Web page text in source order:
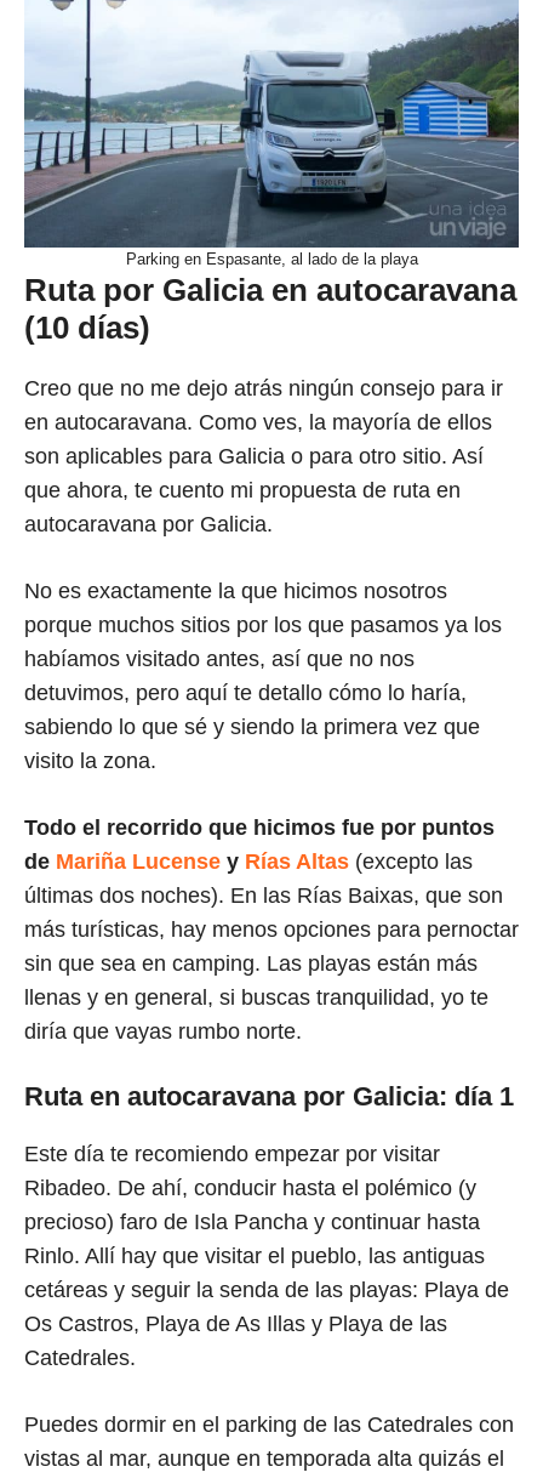
Parking en Espasante, al lado de la playa
Ruta por Galicia en autocaravana
(10 días)
Creo que no me dejo atrás ningún consejo para ir
en autocaravana. Como ves, la mayoría de ellos
son aplicables para Galicia o para otro sitio. Así
que ahora, te cuento mi propuesta de ruta en
autocaravana por Galicia.
No es exactamente la que hicimos nosotros
porque muchos sitios por los que pasamos ya los
habíamos visitado antes, así que no nos
detuvimos, pero aquí te detallo cómo lo haría,
sabiendo lo que sé y siendo la primera vez que
visito la zona.
Todo el recorrido que hicimos fue por puntos
de Mariña Lucense y Rías Altas (excepto las
últimas dos noches). En las Rías Baixas, que son
más turísticas, hay menos opciones para pernoctar
sin que sea en camping. Las playas están más
llenas y en general, si buscas tranquilidad, yo te
diría que vayas rumbo norte.
Ruta en autocaravana por Galicia: día 1
Este día te recomiendo empezar por visitar
Ribadeo. De ahí, conducir hasta el polémico (y
precioso) faro de Isla Pancha y continuar hasta
Rinlo. Allí hay que visitar el pueblo, las antiguas
cetáreas y seguir la senda de las playas: Playa de
Os Castros, Playa de As Illas y Playa de las
Catedrales.
Puedes dormir en el parking de las Catedrales con
vistas al mar, aunque en temporada alta quizás el